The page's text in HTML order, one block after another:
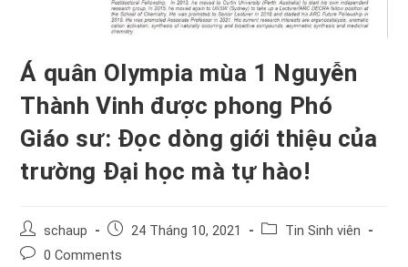
Á quân Olympia mùa 1 Nguyễn
Thành Vinh được phong Phó
Giáo sư: Đọc dòng giới thiệu của
trường Đại học mà tự hào!
Post
author:
schaup
Post
published:
24 Tháng 10, 2021
PostTin Sinh viên
Post0 Comments